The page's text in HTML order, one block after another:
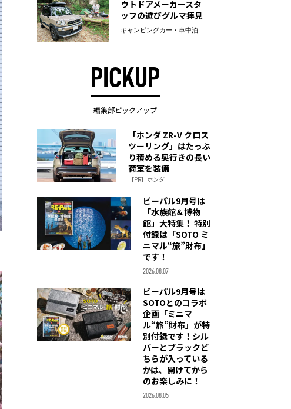
ウトドアメーカースタ
ッフの遊びグルマ拝見
キャンピングカー・車中泊
PICKUP
編集部ピックアップ
「ホンダ ZR-V クロス
ツーリング」はたっぷ
り積める奥行きの長い
荷室を装備
【PR】ホンダ
ビーパル9月号は
「水族館＆博物
館」大特集！ 特別
付録は「SOTO ミ
ニマル“旅”財布」
です！
2026.08.07
ビーパル9月号は
SOTOとのコラボ
企画「ミニマ
ル“旅”財布」が特
別付録です！シル
バーとブラックど
ちらが入っている
かは、開けてから
のお楽しみに！
2026.08.05